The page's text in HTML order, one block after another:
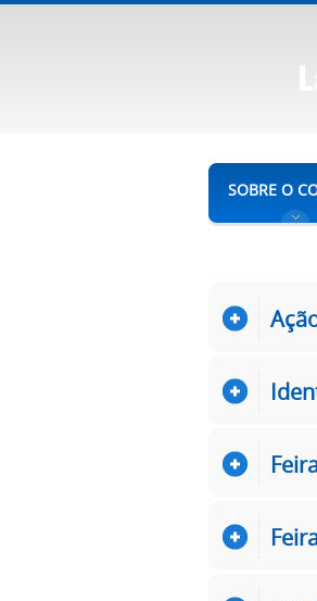
SOBRE O